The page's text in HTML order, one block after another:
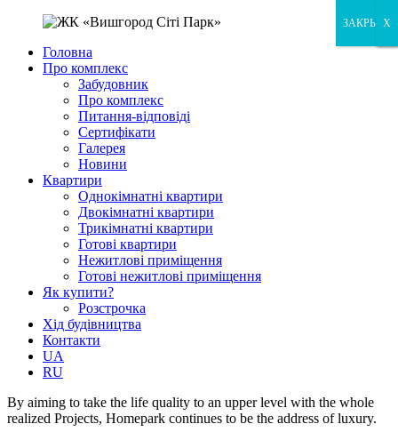
Головна
Про комплекс
Забудовник
Про комплекс
Питання-відповіді
Сертифікати
Галерея
Новини
Квартири
Однокімнатні квартири
Двокімнатні квартири
Трикімнатні квартири
Готові квартири
Нежитлові приміщення
Готові нежитлові приміщення
Як купити?
Розстрочка
Хід будівництва
Контакти
UA
RU
By aiming to take the life quality to an upper level with the whole
realized Projects, Homepark continues to be the address of luxury.
X
ЗАКРЫТЬ
X